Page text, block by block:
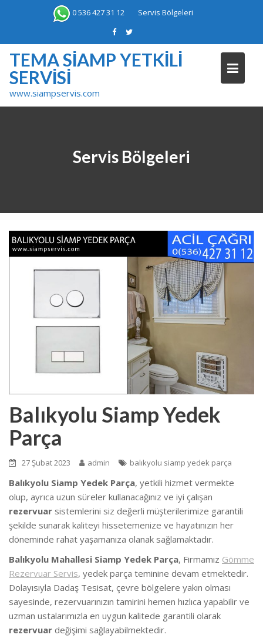
0 536 427 31 12 Servis Bölgeleri
TEMA SIAMP YETKILI
SERVISI
www.siampservis.com
Servis Bölgeleri
Balıkyolu Siamp Yedek
Parça
27 Şubat 2023 admin balıkyolu siamp yedek parça
Balıkyolu Siamp Yedek Parça, yetkili hizmet vermekte
olup, ayrıca uzun süreler kullanacağınız ve iyi çalışan
rezervuar sistemlerini siz değerli müşterilerimize garantili
şekilde sunarak kaliteyi hissetemenize ve hayatınızın her
döneminde rahat yaşamanıza olanak sağlamaktadır.
Balıkyolu Mahallesi Siamp Yedek Parça, Firmamız Gömme
Rezervuar Servis, yedek parça teminine devam etmektedir.
Dolayısıyla Dadaş Tesisat, çevre bölgelere yakın olması
sayesinde, rezervuarınızın tamirini hemen hızlıca yapabilir ve
uzman ustalarımızla en uygun kalitede garantili olarak
rezervuar değişimi sağlayabilmektedir.